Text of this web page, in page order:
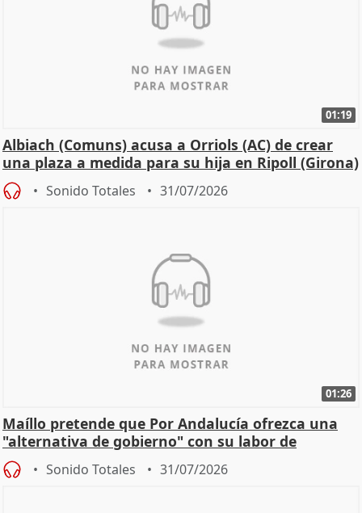
01:19
Albiach (Comuns) acusa a Orriols (AC) de crear
una plaza a medida para su hija en Ripoll (Girona)
Sonido Totales 31/07/2026
01:26
Maíllo pretende que Por Andalucía ofrezca una
"alternativa de gobierno" con su labor de
oposición
Sonido Totales 31/07/2026